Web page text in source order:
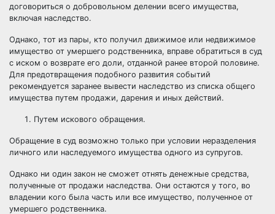
договориться о добровольном делении всего имущества,
включая наследство.
Однако, тот из пары, кто получил движимое или недвижимое
имущество от умершего родственника, вправе обратиться в суд
с иском о возврате его доли, отданной ранее второй половине.
Для предотвращения подобного развития событий
рекомендуется заранее вывести наследство из списка общего
имущества путем продажи, дарения и иных действий.
Путем искового обращения.
Обращение в суд возможно только при условии неразделения
личного или наследуемого имущества одного из супругов.
Однако ни один закон не сможет отнять денежные средства,
полученные от продажи наследства. Они остаются у того, во
владении кого была часть или все имущество, полученное от
умершего родственника.